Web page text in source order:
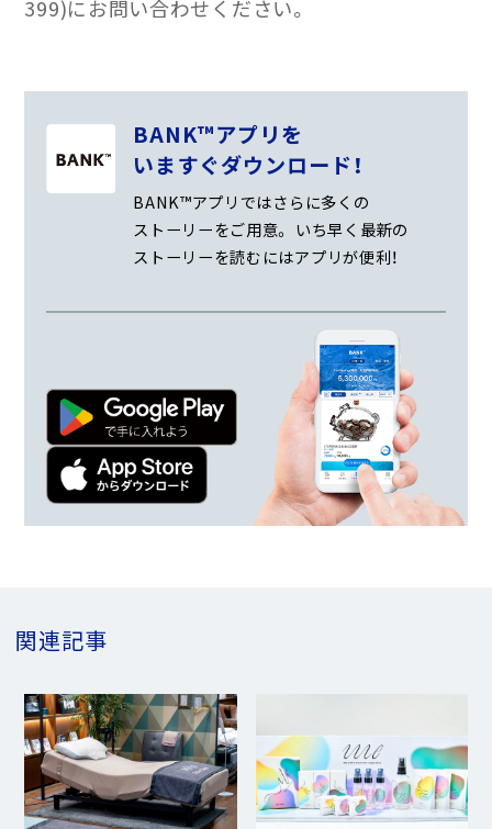
399)にお問い合わせください。
BANK™アプリを
いますぐダウンロード！
BANK™アプリではさらに多くの
ストーリーをご用意。 いち早く最新の
ストーリーを読むにはアプリが便利！
関連記事